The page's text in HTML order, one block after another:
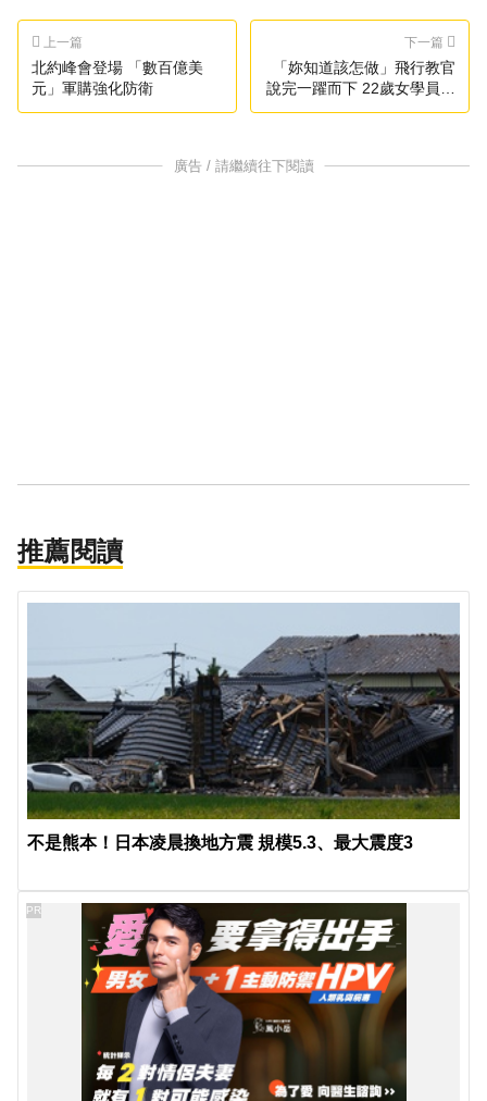
上一篇
北約峰會登場 「數百億美
元」軍購強化防衛
下一篇
「妳知道該怎做」飛行教官
說完一躍而下 22歲女學員嚇
傻
廣告 / 請繼續往下閱讀
推薦閱讀
不是熊本！日本凌晨換地方震 規模5.3、最大震度3
PR